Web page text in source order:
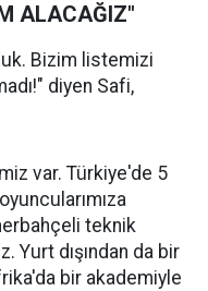
ALACAĞIZ"
Bizim listemizi
diyen Safi,
var. Türkiye'de 5
teknik
Yurt dışından da bir
bir akademiyle